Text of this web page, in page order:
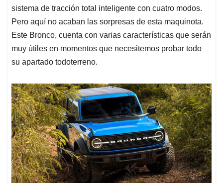
sistema de tracción total inteligente con cuatro modos.
Pero aquí no acaban las sorpresas de esta maquinota.
Este Bronco, cuenta con varias características que serán
muy útiles en momentos que necesitemos probar todo
su apartado todoterreno.